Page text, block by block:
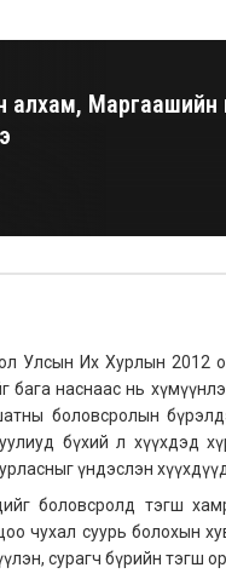
алхам,
Улсын Их Хурлын 2012
бага наснаас нь
боловсролын
бүхий л хүүхдэд
үндэслэн
боловсролд тэгш
чухал суурь болохын
сурагч бүрийн тэгш